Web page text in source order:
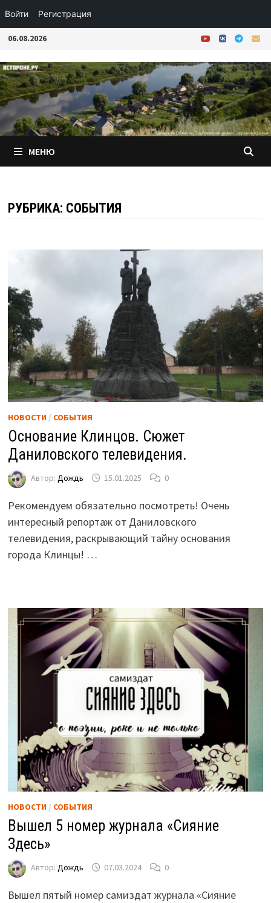
Войти Регистрация
Перейти
содержимому
06.08.2026
МЕНЮ
РУБРИКА: СОБЫТИЯ
НОВОСТИ/ СОБЫТИЯ
Основание Клинцов. Сюжет
Даниловского телевидения.
Автор: Дождь 15.01.2025 0
Рекомендуем обязательно посмотреть! Очень
интересный репортаж от Даниловского
телевидения, раскрывающий тайну основания
города Клинцы! …
НОВОСТИ/ СОБЫТИЯ
Вышел 5 номер журнала «Сияние
Здесь»
Автор: Дождь 07.03.2024 0
Вышел пятый номер самиздат журнала «Сияние